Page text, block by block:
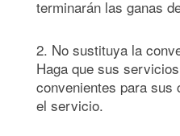
terminarán las ganas
2. No sustituya la
Haga que sus
convenientes para sus
el servicio.